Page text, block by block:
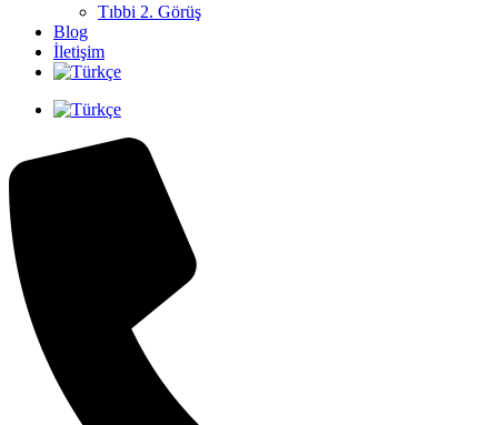
Tıbbi 2. Görüş
Blog
İletişim